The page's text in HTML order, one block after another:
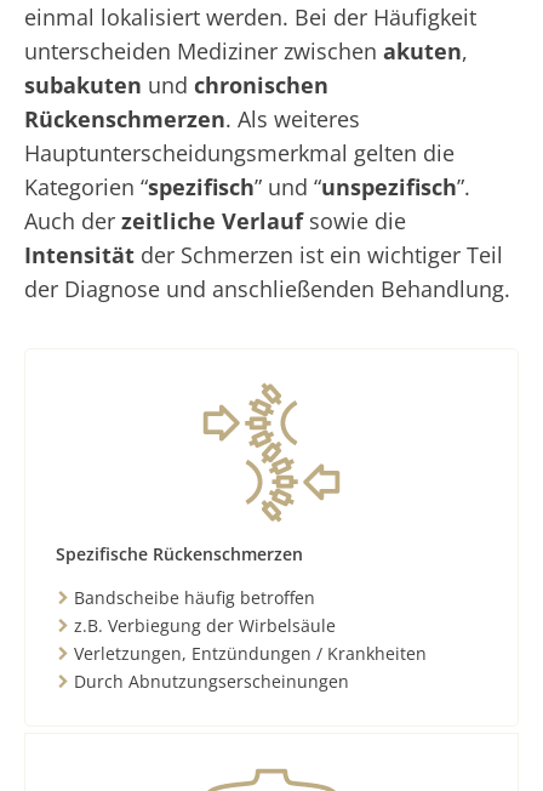
einmal lokalisiert werden. Bei der Häufigkeit
unterscheiden Mediziner zwischen akuten,
subakuten und chronischen
Rückenschmerzen. Als weiteres
Hauptunterscheidungsmerkmal gelten die
Kategorien “spezifisch” und “unspezifisch”.
Auch der zeitliche Verlauf sowie die
Intensität der Schmerzen ist ein wichtiger Teil
der Diagnose und anschließenden Behandlung.
Spezifische Rückenschmerzen
Bandscheibe häufig betroffen
z.B. Verbiegung der Wirbelsäule
Verletzungen, Entzündungen / Krankheiten
Durch Abnutzungserscheinungen